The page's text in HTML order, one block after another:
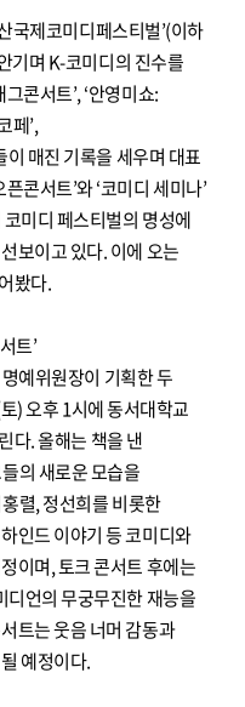
국제코미디페스티벌’(이하
기며 K-코미디의 진수를
콘서트’, ‘안영미쇼:
페’,
매진 기록을 세우며 대표
콘서트’와 ‘코미디 세미나’
미디 페스티벌의 명성에
보이고 있다. 이에 오는
봤다.
트’
예위원장이 기획한 두
) 오후 1시에 동서대학교
다. 올해는 책을 낸
의 새로운 모습을
렬, 정선희를 비롯한
인드 이야기 등 코미디와
이며, 토크 콘서트 후에는
디언의 무궁무진한 재능을
트는 웃음 너머 감동과
예정이다.